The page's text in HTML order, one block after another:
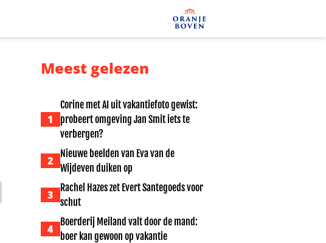
Meest gelezen
1
Corine met AI uit vakantiefoto gewist:
probeert omgeving Jan Smit iets te
verbergen?
2
Nieuwe beelden van Eva van de
Wijdeven duiken op
3
Rachel Hazes zet Evert Santegoeds voor
schut
4
Boerderij Meiland valt door de mand:
boer kan gewoon op vakantie